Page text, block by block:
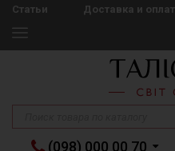
Статьи Доставка и
(098) 000 00 70